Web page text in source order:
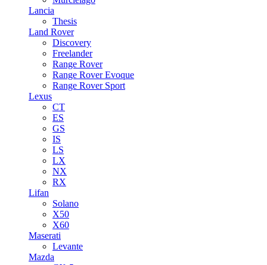
Lancia
Thesis
Land Rover
Discovery
Freelander
Range Rover
Range Rover Evoque
Range Rover Sport
Lexus
CT
ES
GS
IS
LS
LX
NX
RX
Lifan
Solano
X50
X60
Maserati
Levante
Mazda